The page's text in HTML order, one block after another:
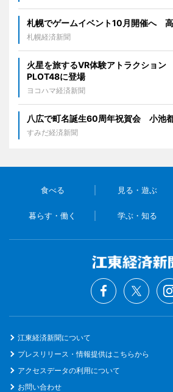
札幌でゲームイベント10月開催へ
札幌経済新聞
火星を旅するVR体験アトラクショ
PLOT48に登場
ヨコハマ経済新聞
八広で町名誕生60周年祝賀会 小池
すみだ経済新聞
食べる 見る・遊ぶ
暮らす・働く 学ぶ・知る
江東経済新聞について
プレスリリース・情報提供はこちらから
アクセスデータの利用について
お問い合わせ